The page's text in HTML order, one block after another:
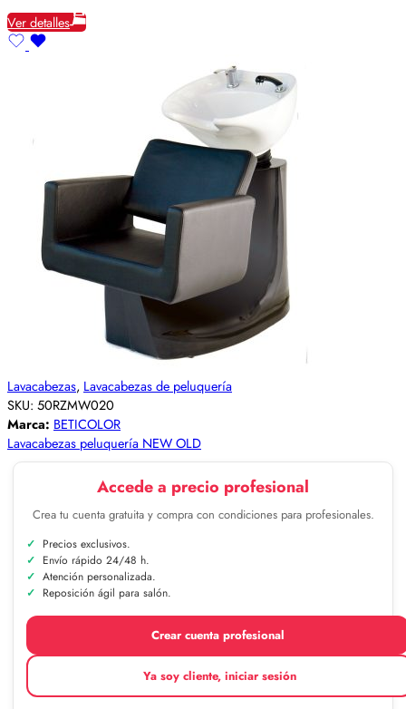
Ver detalles
Lavacabezas, Lavacabezas de peluquería
SKU: 50RZMW020
Marca: BETICOLOR
Lavacabezas peluquería NEW OLD
Accede a precio profesional
Crea tu cuenta gratuita y compra con condiciones para profesionales.
Precios exclusivos.
Envío rápido 24/48 h.
Atención personalizada.
Reposición ágil para salón.
Crear cuenta profesional
Ya soy cliente, iniciar sesión